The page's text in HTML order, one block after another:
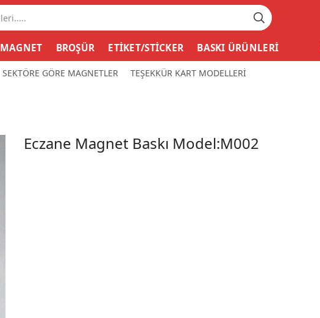
MAGNET BROŞÜR ETİKET/STİCKER BASKI ÜRÜNLERİ
SEKTÖRE GÖRE MAGNETLER TEŞEKKÜR KART MODELLERİ
Eczane Magnet Baskı Model:M002